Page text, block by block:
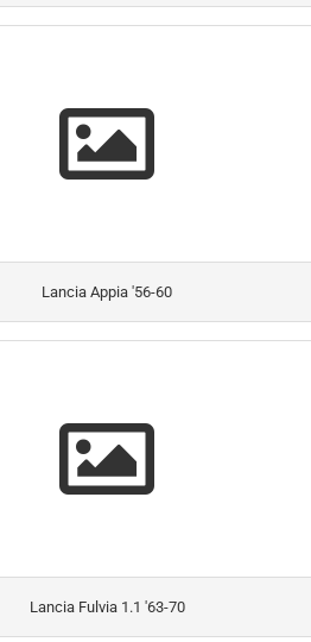
Lancia Appia '56-60
Lancia Fulvia 1.1 '63-70